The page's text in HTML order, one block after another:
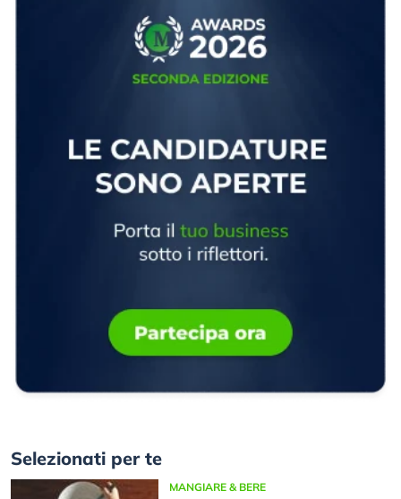
Selezionati per te
MANGIARE & BERE